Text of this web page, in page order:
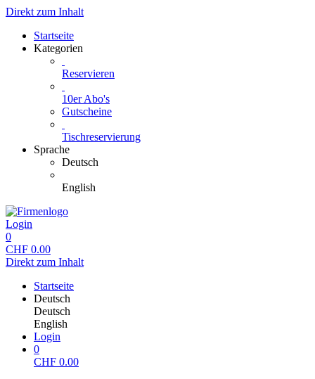
Direkt zum Inhalt
Startseite
Kategorien
Reservieren
10er Abo's
Gutscheine
Tischreservierung
Sprache
Deutsch
English
Login
0
CHF 0.00
Direkt zum Inhalt
Startseite
Deutsch
Deutsch
English
Login
0
CHF 0.00